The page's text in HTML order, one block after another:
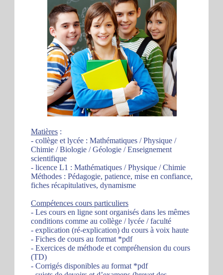
Matières :
- collège et lycée : Mathématiques / Physique /
Chimie / Biologie / Géologie / Enseignement
scientifique
- licence L1 : Mathématiques / Physique / Chimie
Méthodes : Pédagogie, patience, mise en confiance,
fiches récapitulatives, dynamisme
Compétences cours particuliers
- Les cours en ligne sont organisés dans les mêmes
conditions comme au collège / lycée / faculté
- explication (ré-explication) du cours à voix haute
- Fiches de cours au format *pdf
- Exercices de méthode et compréhension du cours
(TD)
- Corrigés disponibles au format *pdf